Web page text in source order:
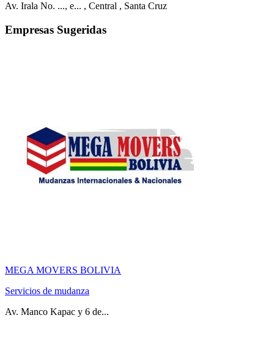
Av. Irala No. ..., e... , Central , Santa Cruz
Empresas Sugeridas
MEGA MOVERS BOLIVIA
Servicios de mudanza
Av. Manco Kapac y 6 de...